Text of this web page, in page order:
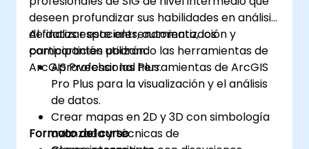
deseen profundizar sus habilidades en análisis
de datos espaciales, automatización y
compartición utilizando las herramientas de
ArcGIS Professional Plus.
Al finalizar este entrenamiento, los
participantes podrán:
Aprovechar las herramientas de ArcGIS
Pro Plus para la visualización y el análisis
de datos.
Crear mapas en 2D y 3D con simbología
avanzada y técnicas de
Formato del curso